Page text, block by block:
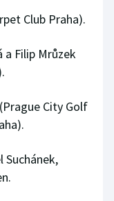
Club Praha).
a Filip Mrůzek
City Golf
Suchánek,